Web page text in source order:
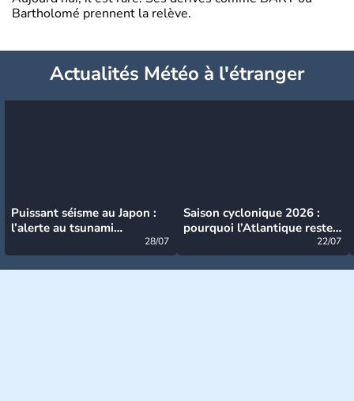
Bartholomé prennent la relève.
Actualités Météo à l'étranger
Puissant séisme au Japon :
l’alerte au tsunami
28/07
Saison cyclonique 2026 :
pourquoi l’Atlantique reste
22/07